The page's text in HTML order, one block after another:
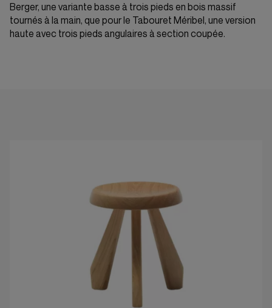
Berger, une variante basse à trois pieds en bois massif
tournés à la main, que pour le Tabouret Méribel, une version
haute avec trois pieds angulaires à section coupée.